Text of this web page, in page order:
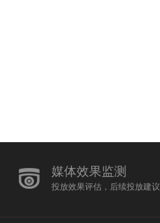
媒体效果监测
投放效果评估，后续投放建议